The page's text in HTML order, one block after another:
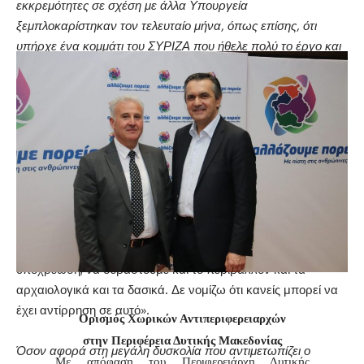
εκκρεμότητες σε σχέση με άλλα Υπουργεία
ξεμπλοκαρίστηκαν τον τελευταίο μήνα, όπως επίσης, ότι
υπήρχε ένα κομμάτι του ΣΥΡΙΖΑ που ήθελε πολύ το έργο και
ένα άλλο κομμάτι που ήταν περίπου αδιάφορο, η κα. Πέρκα
είπε:
«Όχι, δεν είσαι κατά ενός έργου γενικά ποτέ. Μπορεί να είσαι
κατά του σχεδιασμού του, κατά της σύμβασης που το διέπει.
Το τί αποδίδεις, το πώς και με ποιους όρους το αποδίδεις.
Μετά την τροποποιητική σύμβαση ωφελεία του δημόσιου
συμφέροντος, που έγινε νόμος το 2016 , κάναμε προσπάθεια
να το ολοκληρώσουμε αυτό το έργο βελτιώνοντας όπου ήταν
εφικτό και τον σχεδιασμό του. Καταλαβαίνετε ότι πρόκειται
για μια επένδυση που θα έπρεπε πέρα από τη μνημονιακή
υποχρέωση, να σεβαστούμε και το περιβάλλον και τα
αρχαιολογικά και τα δασικά. Δε νομίζω ότι κανείς μπορεί να
έχει αντίρρηση σε αυτό».
Όσον αφορά στη μεγάλη δυσκολία που αντιμετωπίζει ο
Ορισμός Χωρικών Αντιπεριφερειαρχών
στην Περιφέρεια Δυτικής Μακεδονίας